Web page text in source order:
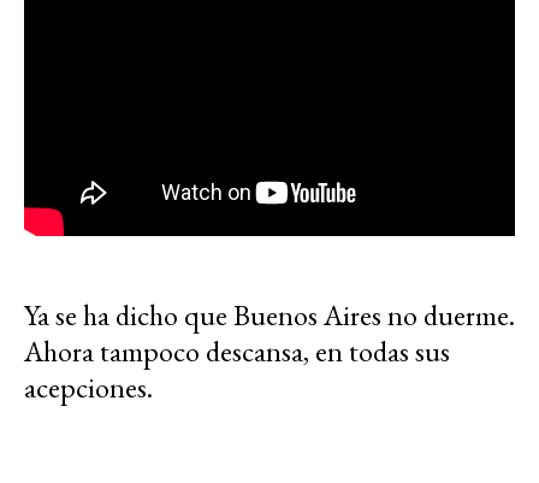
Ya se ha dicho que Buenos Aires no duerme.
Ahora tampoco descansa, en todas sus
acepciones.